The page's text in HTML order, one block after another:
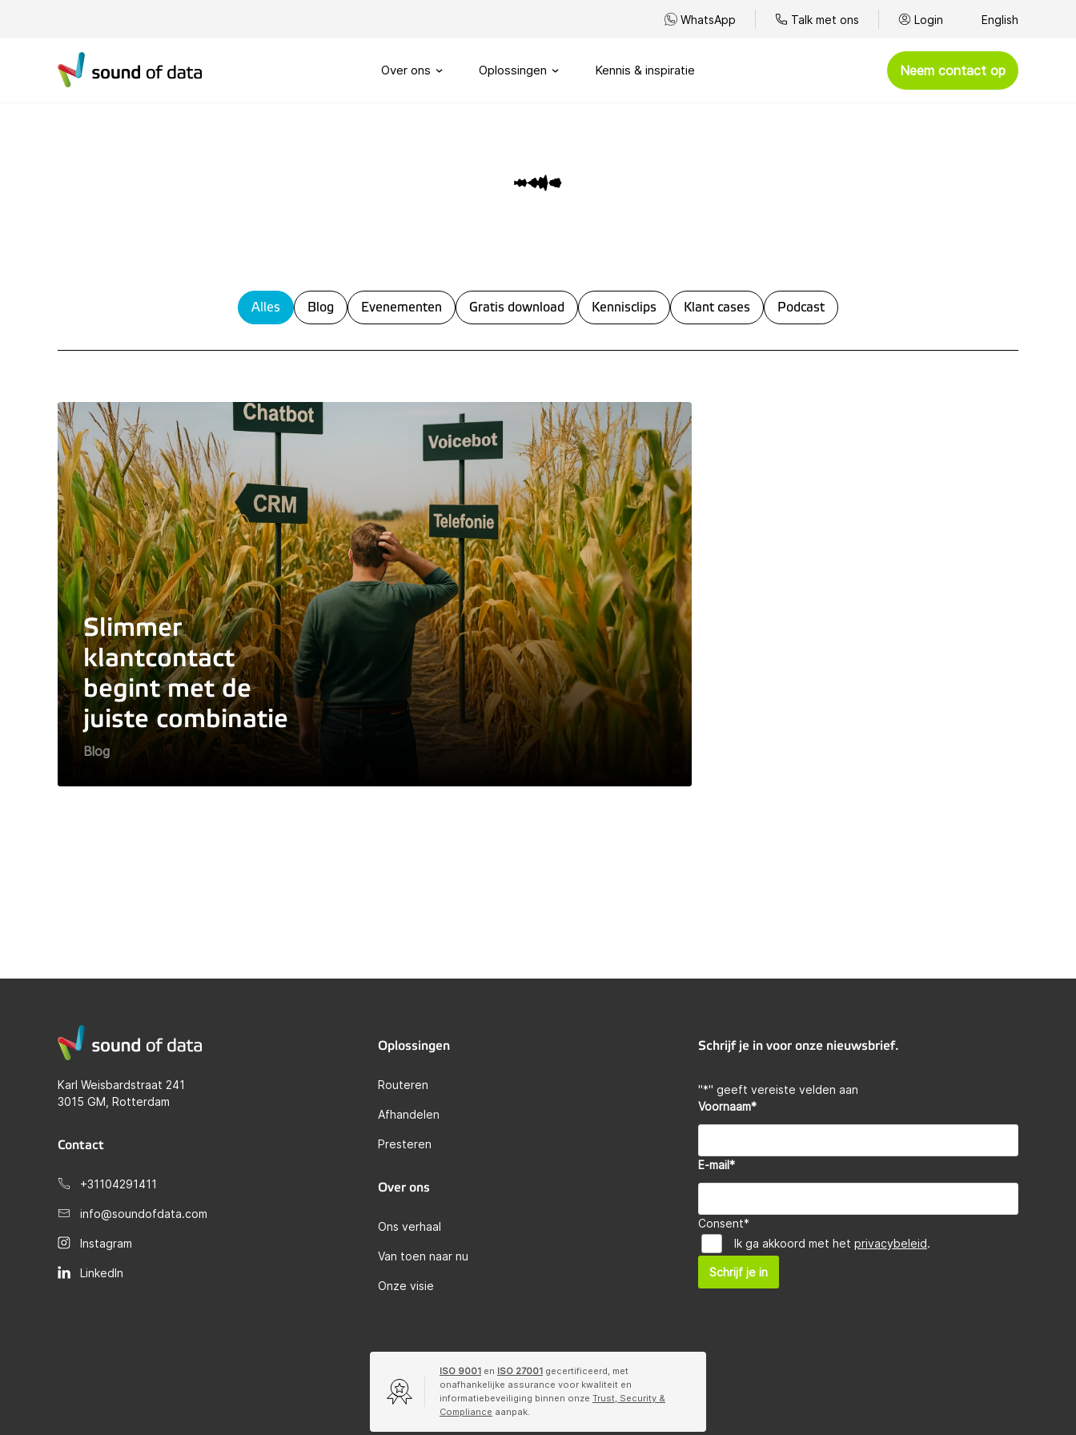
WhatsApp Talk met ons Login English
Over ons Oplossingen
SIP trunks
Goede doelen
Presteren
Kennis & inspiratie Neem contact op
Alles Blog Evenementen Gratis download Kennisclips Klant cases Podcast
Slimmer
klantcontact
begint met de
juiste combinatie
Blog
Karl Weisbardstraat 241
3015 GM, Rotterdam
Contact
+31104291411
info@soundofdata.com
Instagram
LinkedIn
Oplossingen
Routeren
Afhandelen
Presteren
Over ons
Ons verhaal
Van toen naar nu
Onze visie
Schrijf je in voor onze nieuwsbrief.
"*" geeft vereiste velden aan
Voornaam*
E-mail*
Consent*
Ik ga akkoord met het privacybeleid.
Schrijf je in
ISO 9001 en ISO 27001 gecertificeerd, met
onafhankelijke assurance voor kwaliteit en
informatiebeveiliging binnen onze Trust, Security &
Compliance aanpak.